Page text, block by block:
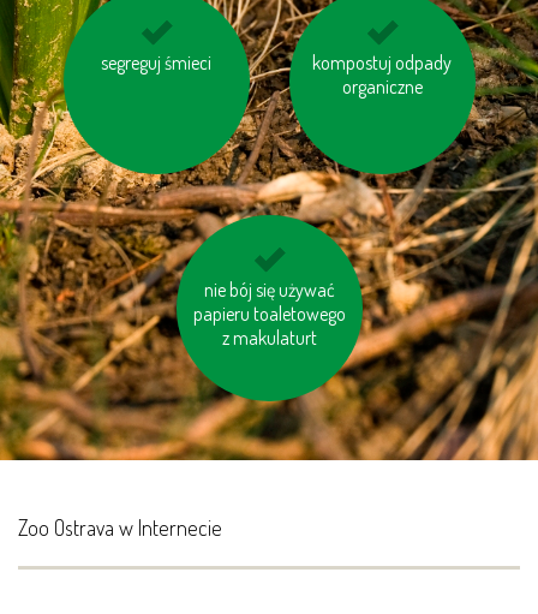
segreguj śmieci
kupuj produkty z
kompostuj odpady
organiczne
korzystaj z baterii
ładowalnych
nie bój się używać
papieru toaletowego
z makulaturt
wybieraj schody
zamiast windy
Zoo Ostrava w Internecie